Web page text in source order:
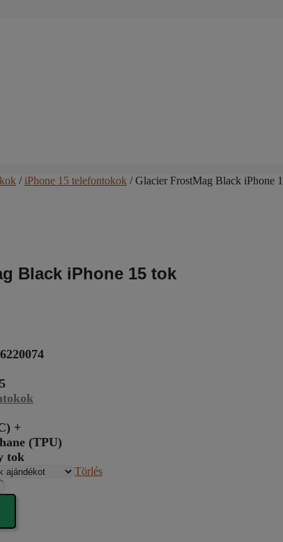
/ iPhone 15 telefontokok / Glacier FrostMag Black iPhone
Black iPhone 15 tok
+
(TPU)
tok
Törlés